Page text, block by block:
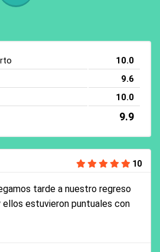
10.0
9.6
10.0
9.9
10
tarde a nuestro regreso
ellos estuvieron puntuales con